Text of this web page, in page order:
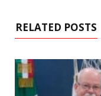
RELATED POSTS